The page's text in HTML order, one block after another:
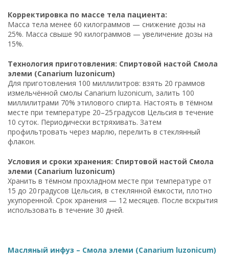
Корректировка по массе тела пациента:
Масса тела менее 60 килограммов — снижение дозы на
25%. Масса свыше 90 килограммов — увеличение дозы на
15%.
Технология приготовления: Спиртовой настой Смола
элеми (Canarium luzonicum)
Для приготовления 100 миллилитров: взять 20 граммов
измельчённой смолы Canarium luzonicum, залить 100
миллилитрами 70% этилового спирта. Настоять в тёмном
месте при температуре 20–25 градусов Цельсия в течение
10 суток. Периодически встряхивать. Затем
профильтровать через марлю, перелить в стеклянный
флакон.
Условия и сроки хранения: Спиртовой настой Смола
элеми (Canarium luzonicum)
Хранить в тёмном прохладном месте при температуре от
15 до 20 градусов Цельсия, в стеклянной ёмкости, плотно
укупоренной. Срок хранения — 12 месяцев. После вскрытия
использовать в течение 30 дней.
Масляный инфуз – Смола элеми (Canarium luzonicum)